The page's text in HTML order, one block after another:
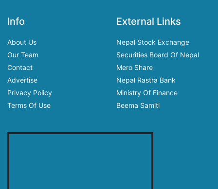
Info
About Us
Our Team
Contact
Advertise
Privacy Policy
Terms Of Use
External Links
Nepal Stock Exchange
Securities Board Of Nepal
Mero Share
Nepal Rastra Bank
Ministry Of Finance
Beema Samiti